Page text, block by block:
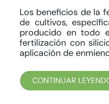
Los beneficios de la
de cultivos,
producido en todo
fertilización con
aplicación de
CONTINUAR